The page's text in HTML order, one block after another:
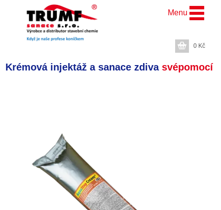
Krémová injektáž a sanace zdiva svépomocí
Menu
0 Kč